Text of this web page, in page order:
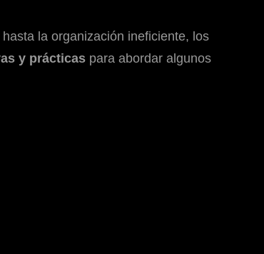
la organización ineficiente, los
y prácticas para abordar algunos